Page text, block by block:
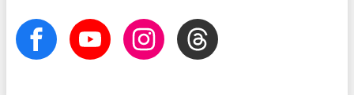
facebook Youtube InstagramThreads